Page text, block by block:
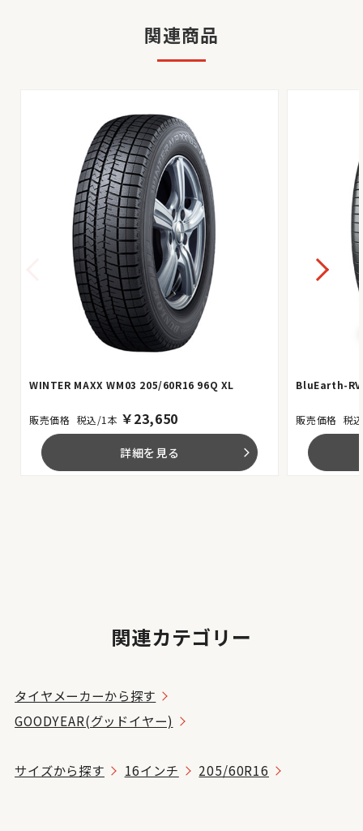
関連商品
WINTER MAXX WM03 205/60R16 96Q XL
税込/1本 ￥23,650
詳細を見る arrow_forward_ios
BluEarth-RV
税
関連カテゴリー
タイヤメーカーから探す
GOODYEAR(グッドイヤー)
サイズから探す 16インチ 205/60R16